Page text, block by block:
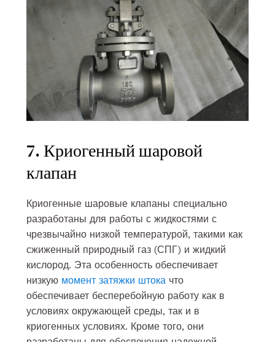
7. Криогенный шаровой
клапан
Криогенные шаровые клапаны специально
разработаны для работы с жидкостями с
чрезвычайно низкой температурой, такими как
сжиженный природный газ (СПГ) и жидкий
кислород. Эта особенность обеспечивает
низкую момент затяжки штокачто
обеспечивает бесперебойную работу как в
условиях окружающей среды, так и в
криогенных условиях. Кроме того, они